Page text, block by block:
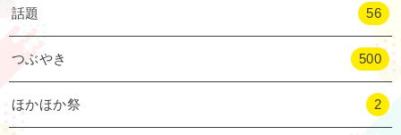
話題 56
つぶやき 500
ほかほか祭 2